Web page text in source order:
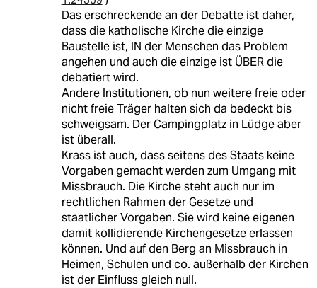
Das erschreckende an der Debatte ist daher,
dass die katholische Kirche die einzige
Baustelle ist, IN der Menschen das Problem
angehen und auch die einzige ist ÜBER die
debatiert wird.
Andere Institutionen, ob nun weitere freie oder
nicht freie Träger halten sich da bedeckt bis
schweigsam. Der Campingplatz in Lüdge aber
ist überall.
Krass ist auch, dass seitens des Staats keine
Vorgaben gemacht werden zum Umgang mit
Missbrauch. Die Kirche steht auch nur im
rechtlichen Rahmen der Gesetze und
staatlicher Vorgaben. Sie wird keine eigenen
damit kollidierende Kirchengesetze erlassen
können. Und auf den Berg an Missbrauch in
Heimen, Schulen und co. außerhalb der Kirchen
ist der Einfluss gleich null.